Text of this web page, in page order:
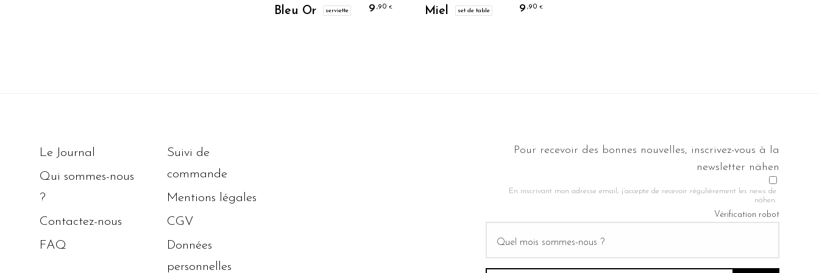
Bleu Or serviette 9 ,90 € Miel set de table 9 ,90 €
Le Journal
Qui sommes-nous
?
Contactez-nous
FAQ
Suivi de
commande
Mentions légales
CGV
Données
personnelles
Pour recevoir des bonnes nouvelles, inscrivez-vous à la
newsletter nähen
En inscrivant mon adresse email, j’accepte de recevoir régulièrement les news de
nähen.
Vérification robot